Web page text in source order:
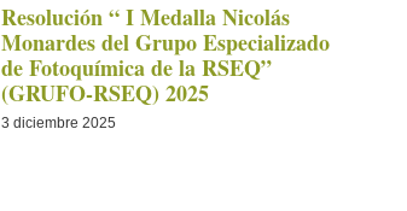
Resolución “ I Medalla Nicolás
Monardes del Grupo Especializado
de Fotoquímica de la RSEQ”
(GRUFO-RSEQ) 2025
3 diciembre 2025